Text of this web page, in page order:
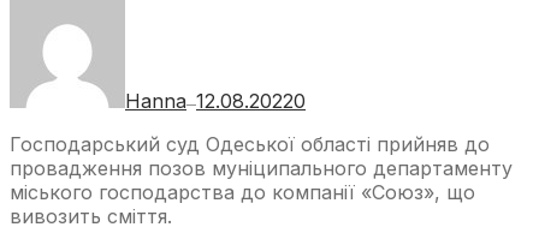
Hanna—12.08.20220
Господарський суд Одеської області прийняв до
провадження позов муніципального департаменту
міського господарства до компанії «Союз», що
вивозить сміття.